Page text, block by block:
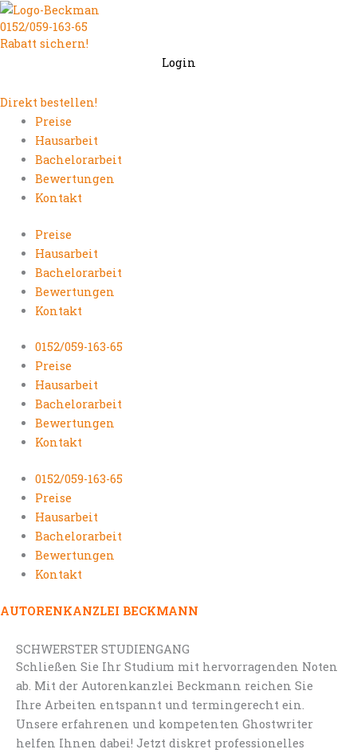
Zum
Inhalt
springen
0152/059-163-65
Rabatt sichern!
Login
Direkt bestellen!
Preise
Hausarbeit
Bachelorarbeit
Bewertungen
Kontakt
Preise
Hausarbeit
Bachelorarbeit
Bewertungen
Kontakt
0152/059-163-65
Preise
Hausarbeit
Bachelorarbeit
Bewertungen
Kontakt
0152/059-163-65
Preise
Hausarbeit
Bachelorarbeit
Bewertungen
Kontakt
AUTORENKANZLEI BECKMANN
SCHWERSTER STUDIENGANG
Schließen Sie Ihr Studium mit hervorragenden Noten
ab. Mit der Autorenkanzlei Beckmann reichen Sie
Ihre Arbeiten entspannt und termingerecht ein.
Unsere erfahrenen und kompetenten Ghostwriter
helfen Ihnen dabei! Jetzt diskret professionelles